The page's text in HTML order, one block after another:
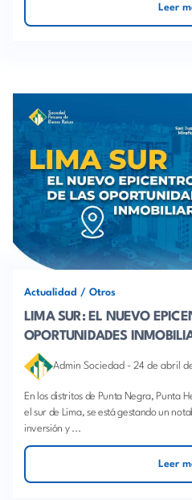
Leer
Actualidad / Otros
LIMA SUR: EL NUEVO
OPORTUNIDADES
Admin Sociedad - 24 de abril
En los distritos de Punta Negra, Punta
el sur de Lima, se está gestando un
inversión y ...
Leer